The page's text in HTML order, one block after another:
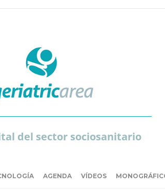
del sector sociosanitario
AGENDA VÍDEOS